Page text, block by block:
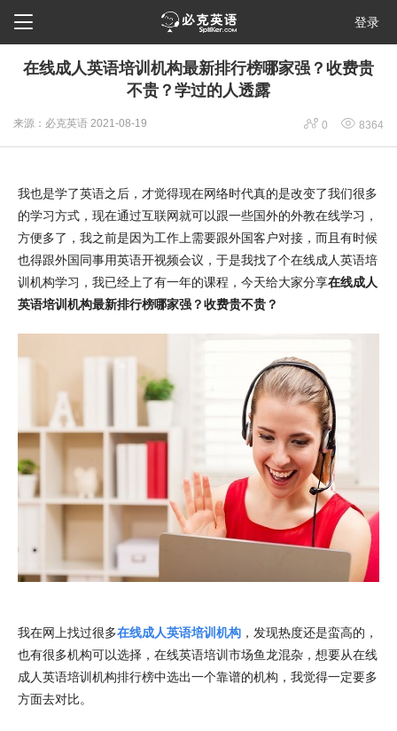
 登录
在线成人英语培训机构最新排行榜哪家强？收费贵
不贵？学过的人透露
来源：必克英语 2021-08-19  0  8364
我也是学了英语之后，才觉得现在网络时代真的是改变了我们很多
的学习方式，现在通过互联网就可以跟一些国外的外教在线学习，
方便多了，我之前是因为工作上需要跟外国客户对接，而且有时候
也得跟外国同事用英语开视频会议，于是我找了个在线成人英语培
训机构学习，我已经上了有一年的课程，今天给大家分享在线成人
英语培训机构最新排行榜哪家强？收费贵不贵？
我在网上找过很多在线成人英语培训机构 ，发现热度还是蛮高的，
也有很多机构可以选择，在线英语培训市场鱼龙混杂，想要从在线
成人英语培训机构排行榜中选出一个靠谱的机构，我觉得一定要多
方面去对比。